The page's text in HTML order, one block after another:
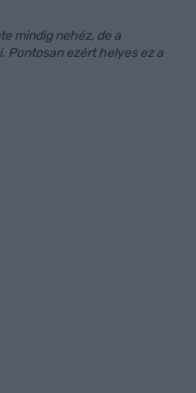
mindig nehéz, de a
Pontosan ezért helyes ez a